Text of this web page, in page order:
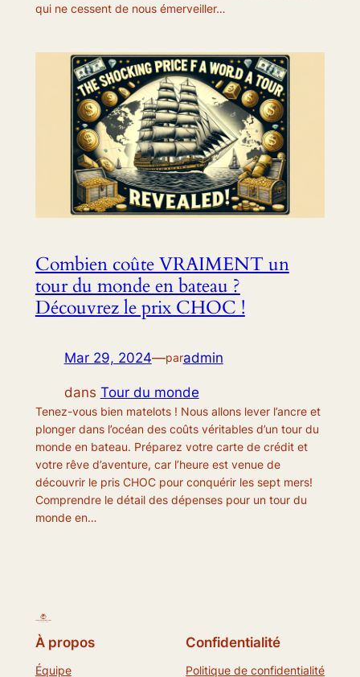
qui ne cessent de nous émerveiller…
Combien coûte VRAIMENT un
tour du monde en bateau ?
Découvrez le prix CHOC !
Mar 29, 2024—paradmin
dans Tour du monde
Tenez-vous bien matelots ! Nous allons lever l’ancre et
plonger dans l’océan des coûts véritables d’un tour du
monde en bateau. Préparez votre carte de crédit et
votre rêve d’aventure, car l’heure est venue de
découvrir le pris CHOC pour conquérir les sept mers!
Comprendre le détail des dépenses pour un tour du
monde en…
À propos
Équipe
Confidentialité
Politique de confidentialité